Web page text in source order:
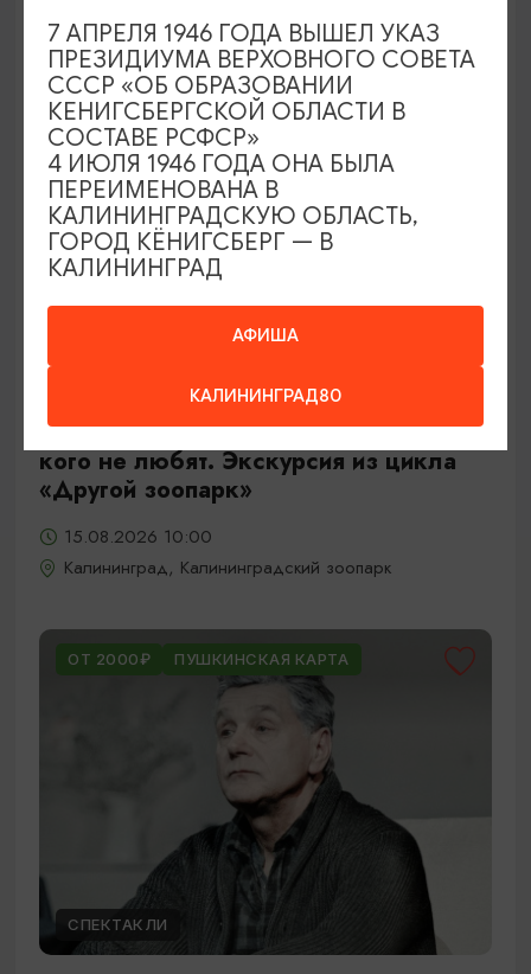
ОТ 500₽
Тайны панциря и чешуи или о тех,
кого не любят. Экскурсия из цикла
«Другой зоопарк»
15.08.2026 10:00
Калининград, Калининградский зоопарк
ОТ 2000₽ ПУШКИНСКАЯ КАРТА
СПЕКТАКЛИ
АФИША
КАЛИНИНГРАД80
7 АПРЕЛЯ 1946 ГОДА ВЫШЕЛ УКАЗ
ПРЕЗИДИУМА ВЕРХОВНОГО СОВЕТА
СССР «ОБ ОБРАЗОВАНИИ
КЕНИГСБЕРГСКОЙ ОБЛАСТИ В
СОСТАВЕ РСФСР»
4 ИЮЛЯ 1946 ГОДА ОНА БЫЛА
ПЕРЕИМЕНОВАНА В
КАЛИНИНГРАДСКУЮ ОБЛАСТЬ,
ГОРОД КЁНИГСБЕРГ — В
КАЛИНИНГРАД